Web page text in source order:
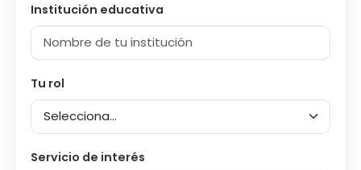
Institución educativa
Tu rol
Servicio de interés